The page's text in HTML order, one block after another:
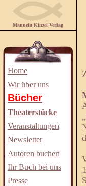
Manuela Kinzel Verlag
Home
Wir über uns
Bücher
Theaterstücke
Veranstaltungen
Newsletter
Autoren buchen
Ihr Buch bei uns
Presse